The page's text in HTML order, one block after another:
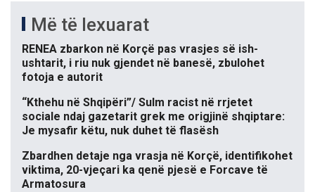
Më të lexuarat
RENEA zbarkon në Korçë pas vrasjes së ish-
ushtarit, i riu nuk gjendet në banesë, zbulohet
fotoja e autorit
“Kthehu në Shqipëri”/ Sulm racist në rrjetet
sociale ndaj gazetarit grek me origjinë shqiptare:
Je mysafir këtu, nuk duhet të flasësh
Zbardhen detaje nga vrasja në Korçë, identifikohet
viktima, 20-vjeçari ka qenë pjesë e Forcave të
Armatosura